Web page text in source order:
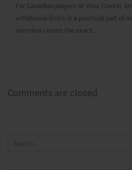
For Canadian players at Winz Casino,
withdrawal limits is a practical part of
overview covers the exact…
Comments are closed